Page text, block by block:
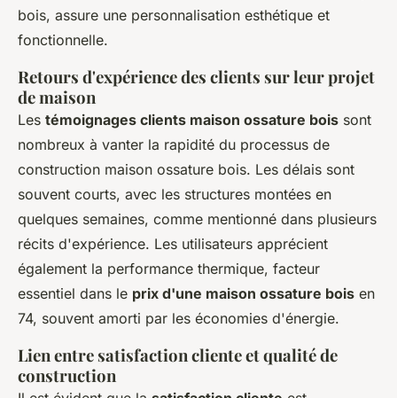
bois, assure une personnalisation esthétique et
fonctionnelle.
Retours d'expérience des clients sur leur projet
de maison
Les témoignages clients maison ossature bois sont
nombreux à vanter la rapidité du processus de
construction maison ossature bois. Les délais sont
souvent courts, avec les structures montées en
quelques semaines, comme mentionné dans plusieurs
récits d'expérience. Les utilisateurs apprécient
également la performance thermique, facteur
essentiel dans le prix d'une maison ossature bois en
74, souvent amorti par les économies d'énergie.
Lien entre satisfaction cliente et qualité de
construction